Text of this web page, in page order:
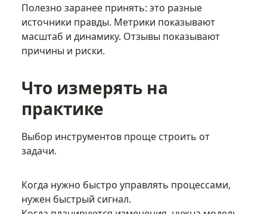
Полезно заранее принять: это разные
источники правды. Метрики показывают
масштаб и динамику. Отзывы показывают
причины и риски.
Что измерять на
практике
Выбор инструментов проще строить от
задачи.
Когда нужно быстро управлять процессами,
нужен быстрый сигнал.